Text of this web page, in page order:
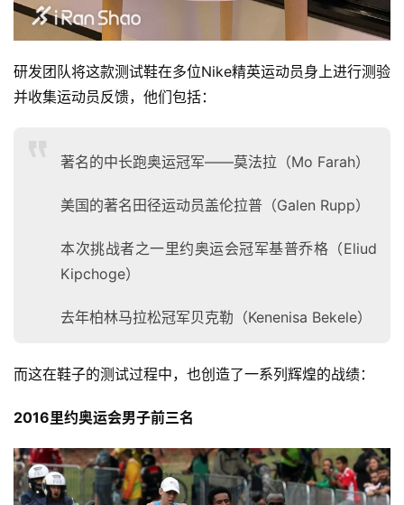
研发团队将这款测试鞋在多位Nike精英运动员身上进行测验
并收集运动员反馈，他们包括：
著名的中长跑奥运冠军——莫法拉（Mo Farah）
美国的著名田径运动员盖伦拉普（Galen Rupp）
本次挑战者之一里约奥运会冠军基普乔格（Eliud
Kipchoge）
去年柏林马拉松冠军贝克勒（Kenenisa Bekele）
而这在鞋子的测试过程中，也创造了一系列辉煌的战绩：
2016里约奥运会男子前三名